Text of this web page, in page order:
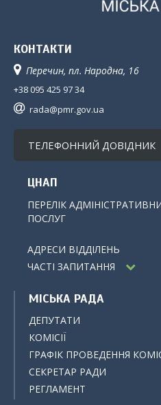
КОНТАКТИ
Перечин, пл. Народна, 16
+38 095 425 97 34
rada@pmr.gov.ua
ТЕЛЕФОННИЙ ДОВІДНИК
ЦНАП
ПЕРЕЛІК
АДРЕСИ ВІДДІЛЕНЬ
ЧАСТІ ЗАПИТАННЯ
МІСЬКА РАДА
ДЕПУТАТИ
КОМІСІЇ
ГРАФІК ПРОВЕДЕННЯ
СЕКРЕТАР РАДИ
РЕГЛАМЕНТ